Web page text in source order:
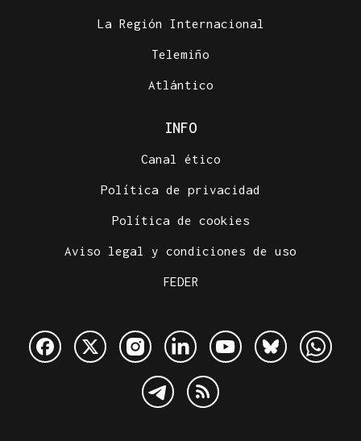
La Región Internacional
Telemiño
Atlántico
INFO
Canal ético
Política de privacidad
Política de cookies
Aviso legal y condiciones de uso
FEDER